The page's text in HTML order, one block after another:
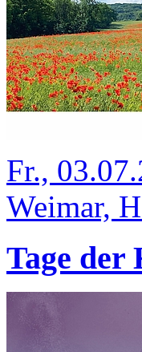
Fr.,
Weimar,
Tage der